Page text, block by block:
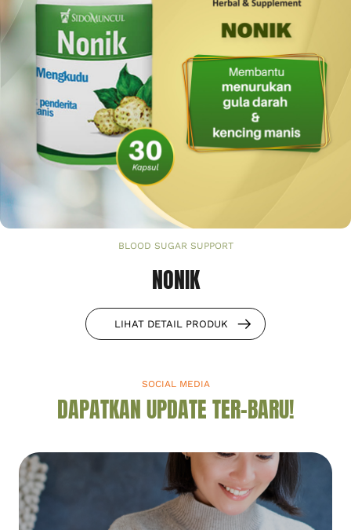
BLOOD SUGAR SUPPORT
NONIK
LIHAT DETAIL PRODUK
SOCIAL MEDIA
DAPATKAN UPDATE TER-BARU!